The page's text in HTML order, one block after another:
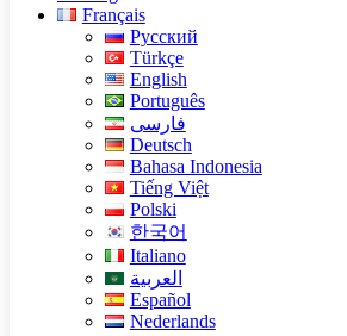
Français
Русский
Türkçe
English
Português
فارسی
Deutsch
Bahasa Indonesia
Tiếng Việt
Polski
한국어
Italiano
العربية
Español
Nederlands